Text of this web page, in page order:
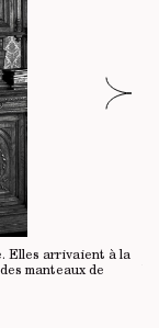
Elles arrivaient à la
manteaux de